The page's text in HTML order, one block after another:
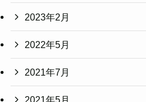
2023年2月
2022年5月
2021年7月
2021年5月